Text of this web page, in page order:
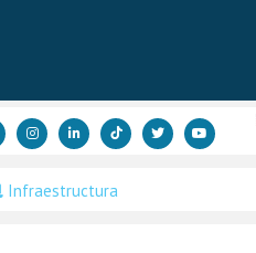
Infraestructura